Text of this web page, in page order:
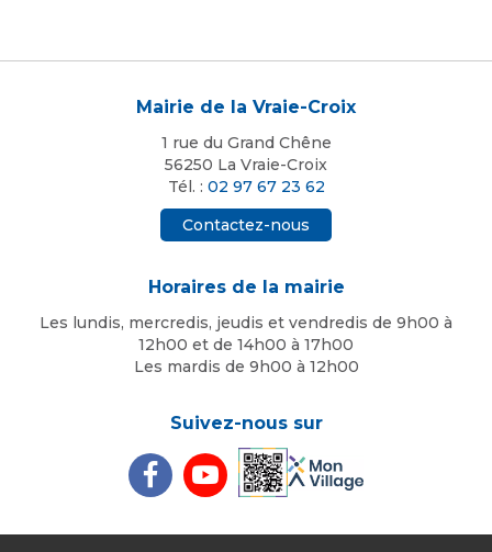
Mairie de la Vraie-Croix
1 rue du Grand Chêne
56250 La Vraie-Croix
Tél. : 02 97 67 23 62
Contactez-nous
Horaires de la mairie
Les lundis, mercredis, jeudis et vendredis de 9h00 à
12h00 et de 14h00 à 17h00
Les mardis de 9h00 à 12h00
Suivez-nous sur